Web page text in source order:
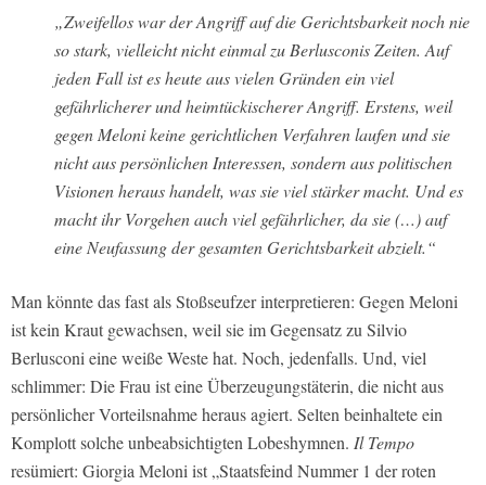
„Zweifellos war der Angriff auf die Gerichtsbarkeit noch nie
so stark, vielleicht nicht einmal zu Berlusconis Zeiten. Auf
jeden Fall ist es heute aus vielen Gründen ein viel
gefährlicherer und heimtückischerer Angriff. Erstens, weil
gegen Meloni keine gerichtlichen Verfahren laufen und sie
nicht aus persönlichen Interessen, sondern aus politischen
Visionen heraus handelt, was sie viel stärker macht. Und es
macht ihr Vorgehen auch viel gefährlicher, da sie (…) auf
eine Neufassung der gesamten Gerichtsbarkeit abzielt.“
Man könnte das fast als Stoßseufzer interpretieren: Gegen Meloni
ist kein Kraut gewachsen, weil sie im Gegensatz zu Silvio
Berlusconi eine weiße Weste hat. Noch, jedenfalls. Und, viel
schlimmer: Die Frau ist eine Überzeugungstäterin, die nicht aus
persönlicher Vorteilsnahme heraus agiert. Selten beinhaltete ein
Komplott solche unbeabsichtigten Lobeshymnen. Il Tempo
resümiert: Giorgia Meloni ist „Staatsfeind Nummer 1 der roten